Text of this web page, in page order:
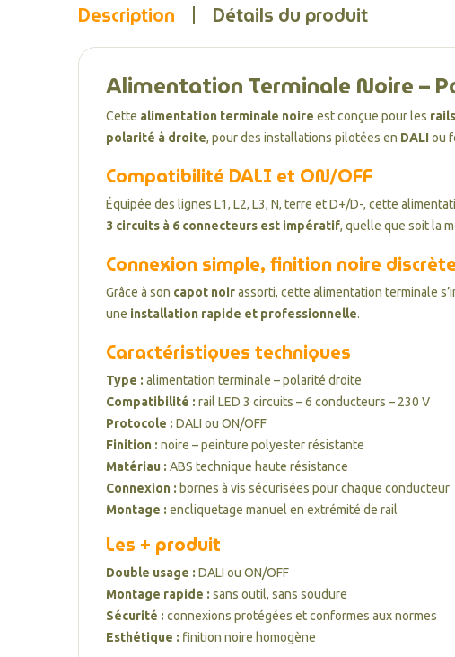
Description Détails du produit
Alimentation Terminale Noire –
Cette alimentation terminale noire est conçue pour les
polarité à droite, pour des installations pilotées en DALIou
Compatibilité DALI et ON/OFF
Équipée des lignes L1, L2, L3, N, terre et D+/D-, cette
3 circuits à 6 connecteurs est impératif, quelle que soit la
Connexion simple, finition noire discrète
Grâce à son capot noirassorti, cette alimentation terminale
une installation rapide et professionnelle.
Caractéristiques techniques
Type : alimentation terminale – polarité droite
Compatibilité : rail LED 3 circuits – 6 conducteurs – 230 V
Protocole : DALI ou ON/OFF
Finition : noire – peinture polyester résistante
Matériau : ABS technique haute résistance
Connexion : bornes à vis sécurisées pour chaque conducteur
Montage : encliquetage manuel en extrémité de rail
Les + produit
Double usage : DALI ou ON/OFF
Montage rapide : sans outil, sans soudure
Sécurité : connexions protégées et conformes aux normes
Esthétique : finition noire homogène